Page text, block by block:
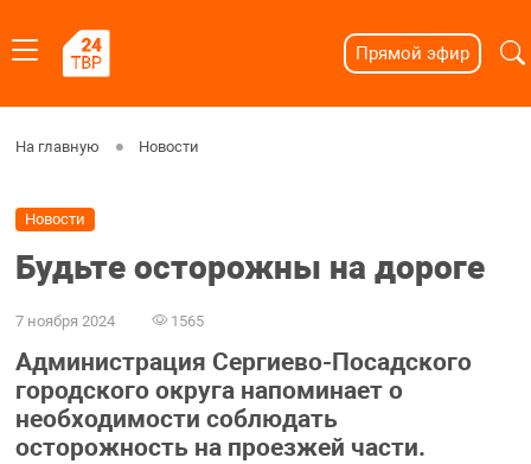
Прямой эфир
На главную Новости
Новости
Будьте осторожны на дороге
7 ноября 2024 1565
Администрация Сергиево-Посадского
городского округа напоминает о
необходимости соблюдать
осторожность на проезжей части.